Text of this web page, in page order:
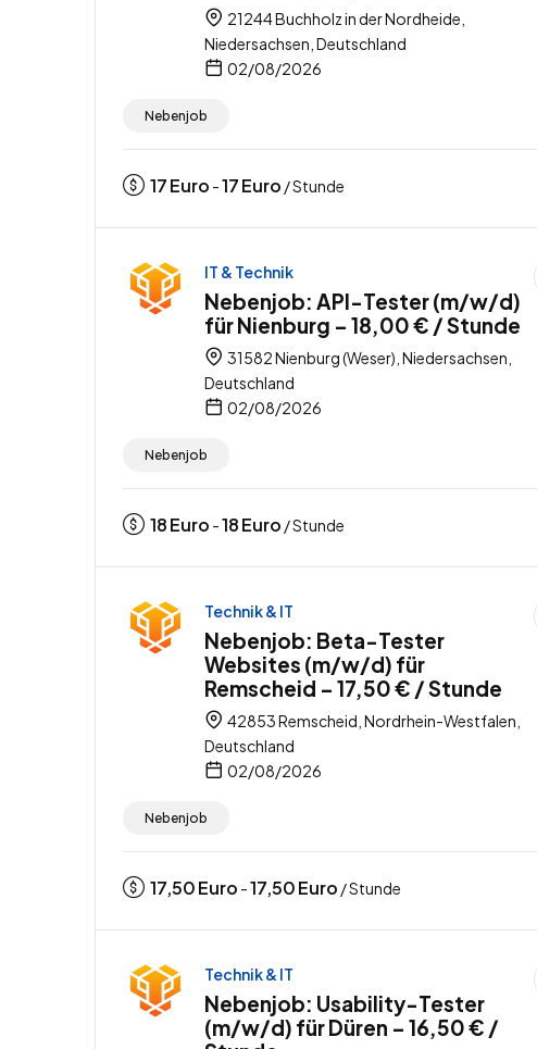
21244 Buchholz in der Nordheide,
Niedersachsen, Deutschland
02/08/2026
Nebenjob
17Euro -17Euro / Stunde
IT & Technik
Nebenjob: API-Tester (m/w/d)
für Nienburg – 18,00 € / Stunde
31582 Nienburg (Weser), Niedersachsen,
Deutschland
02/08/2026
Nebenjob
18Euro -18Euro / Stunde
Technik & IT
Nebenjob: Beta-Tester
Websites (m/w/d) für
Remscheid – 17,50 € / Stunde
42853 Remscheid, Nordrhein-Westfalen,
Deutschland
02/08/2026
Nebenjob
17,50Euro -17,50Euro / Stunde
Technik & IT
Nebenjob: Usability-Tester
(m/w/d) für Düren – 16,50 € /